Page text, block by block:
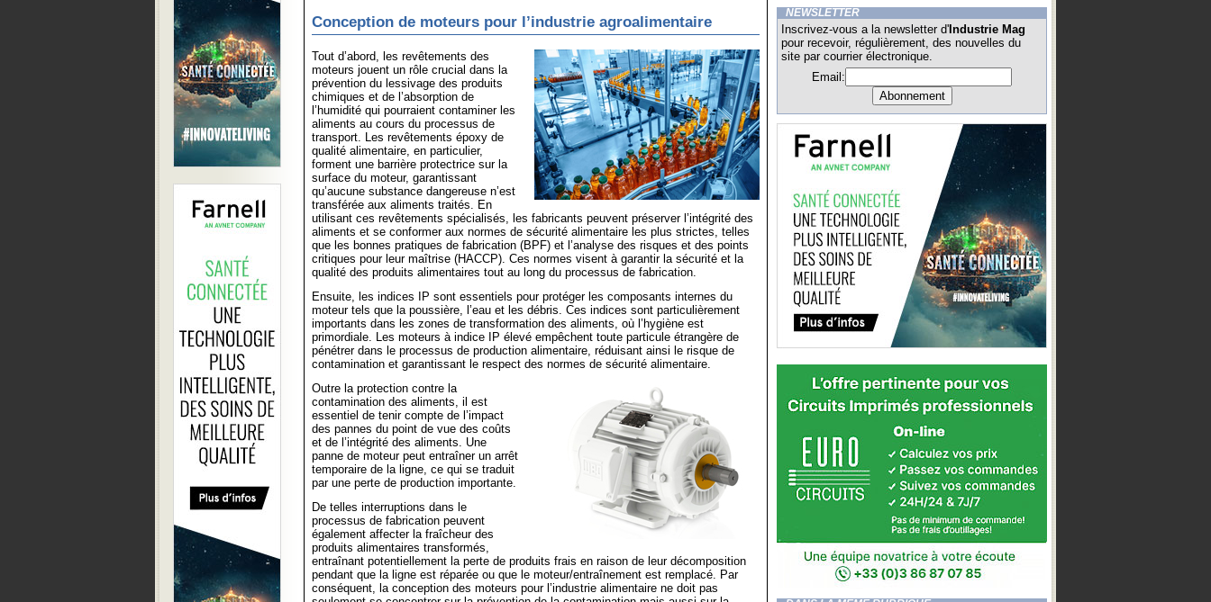
Conception de moteurs pour l’industrie agroalimentaire
Tout d’abord, les revêtements des
moteurs jouent un rôle crucial dans la
prévention du lessivage des produits
chimiques et de l’absorption de
l’humidité qui pourraient contaminer les
aliments au cours du processus de
transport. Les revêtements époxy de
qualité alimentaire, en particulier,
forment une barrière protectrice sur la
surface du moteur, garantissant
qu’aucune substance dangereuse n’est
transférée aux aliments traités. En
utilisant ces revêtements spécialisés, les fabricants peuvent préserver l’intégrité des
aliments et se conformer aux normes de sécurité alimentaire les plus strictes, telles
que les bonnes pratiques de fabrication (BPF) et l’analyse des risques et des points
critiques pour leur maîtrise (HACCP). Ces normes visent à garantir la sécurité et la
qualité des produits alimentaires tout au long du processus de fabrication.
Ensuite, les indices IP sont essentiels pour protéger les composants internes du
moteur tels que la poussière, l’eau et les débris. Ces indices sont particulièrement
importants dans les zones de transformation des aliments, où l’hygiène est
primordiale. Les moteurs à indice IP élevé empêchent toute particule étrangère de
pénétrer dans le processus de production alimentaire, réduisant ainsi le risque de
contamination et garantissant le respect des normes de sécurité alimentaire.
Outre la protection contre la
contamination des aliments, il est
essentiel de tenir compte de l’impact
des pannes du point de vue des coûts
et de l’intégrité des aliments. Une
panne de moteur peut entraîner un arrêt
temporaire de la ligne, ce qui se traduit
par une perte de production importante.
De telles interruptions dans le
processus de fabrication peuvent
également affecter la fraîcheur des
produits alimentaires transformés,
entraînant potentiellement la perte de produits frais en raison de leur décomposition
pendant que la ligne est réparée ou que le moteur/entraînement est remplacé. Par
conséquent, la conception des moteurs pour l’industrie alimentaire ne doit pas
NEWSLETTER
Inscrivez-vous a la newsletter d' Industrie Mag
pour recevoir, régulièrement, des nouvelles du
site par courrier électronique.
Email: